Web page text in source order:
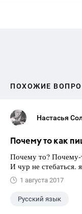
ПОХОЖИЕ
Настасья
Почему то как
Почему то?
И чур не стебаться.
1 августа 2017
Русский язык